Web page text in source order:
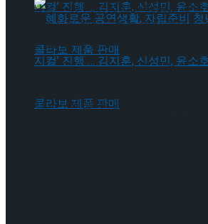
혜화로운 공연생활, 자립준비
서 진심을 느꼈고, 뮤지컬에 대해서 제
라 작가로서의 에티튜드도 많이 배웠다
장한 것 같다.”며 미소 지었다.
그런 세 사람에게 멘토링 과정에서 에
데, 그 데스노트에 초대해 주셔서 중앙에